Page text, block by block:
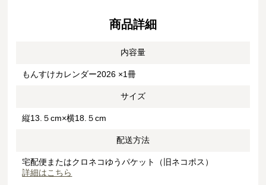
商品詳細
内容量
もんすけカレンダー2026 ×1冊
サイズ
縦13.５cm×横18.５cm
配送方法
宅配便またはクロネコゆうパケット（旧ネコポス）
詳細はこちら